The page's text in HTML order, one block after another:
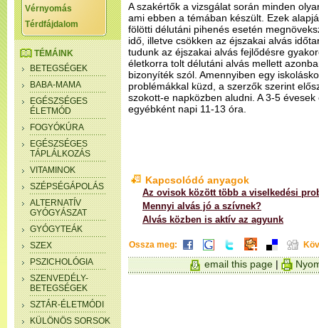
Vérnyomás
Térdfájdalom
TÉMÁINK
BETEGSÉGEK
BABA-MAMA
EGÉSZSÉGES
ÉLETMÓD
FOGYÓKÚRA
EGÉSZSÉGES
TÁPLÁLKOZÁS
VITAMINOK
SZÉPSÉGÁPOLÁS
ALTERNATÍV
GYÓGYÁSZAT
GYÓGYTEÁK
SZEX
PSZICHOLÓGIA
SZENVEDÉLY-
BETEGSÉGEK
SZTÁR-ÉLETMÓDI
KÜLÖNÖS SORSOK
A szakértők a vizsgálat során minden
ami ebben a témában készült. Ezek
fölötti délutáni pihenés esetén
idő, illetve csökken az éjszakai alvás
tudunk az éjszakai alvás fejlődésre
életkorra tolt délutáni alvás mellett
bizonyíték szól. Amennyiben egy
problémákkal küzd, a szerzők szerint
szokott-e napközben aludni. A 3-5
egyébként napi 11-13 óra.
Kapcsolódó anyagok
Az ovisok között több a viselkedési
Mennyi alvás jó a szívnek?
Alvás közben is aktív az agyunk
Ossza meg:
email this page |